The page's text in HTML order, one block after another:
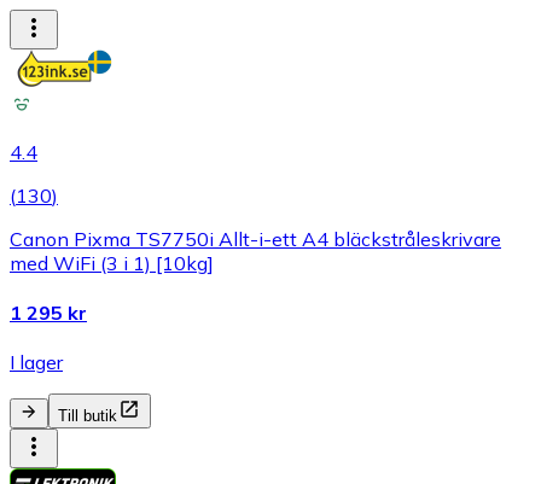
4.4
(130)
Canon Pixma TS7750i Allt-i-ett A4 bläckstråleskrivare
med WiFi (3 i 1) [10kg]
1 295 kr
I lager
Till butik